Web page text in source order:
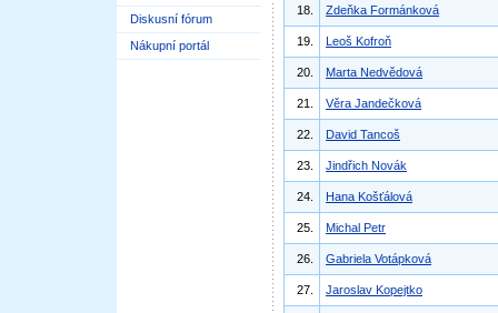
Diskusní fórum
Nákupní portál
18. Zdeňka Formánková
19. Leoš Kofroň
20. Marta Nedvědová
21. Věra Jandečková
22. David Tancoš
23. Jindřich Novák
24. Hana Košťálová
25. Michal Petr
26. Gabriela Votápková
27. Jaroslav Kopejtko